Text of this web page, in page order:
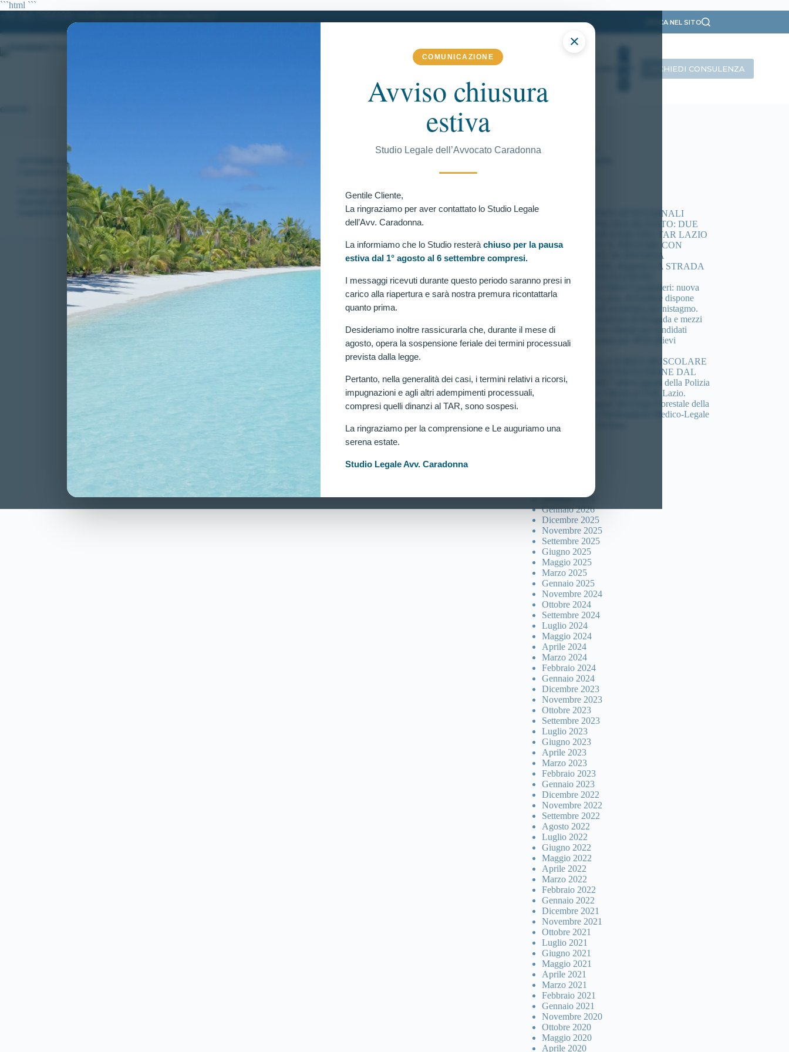
```html
×
COMUNICAZIONE
Avviso chiusura
estiva
Studio Legale dell’Avvocato Caradonna
Gentile Cliente,
La ringraziamo per aver contattato lo Studio Legale
dell’Avv. Caradonna.
La informiamo che lo Studio resterà chiuso per la pausa
estiva dal 1° agosto al 6 settembre compresi.
I messaggi ricevuti durante questo periodo saranno presi in
carico alla riapertura e sarà nostra premura ricontattarla
quanto prima.
Desideriamo inoltre rassicurarla che, durante il mese di
agosto, opera la sospensione feriale dei termini processuali
prevista dalla legge.
Pertanto, nella generalità dei casi, i termini relativi a ricorsi,
impugnazioni e agli altri adempimenti processuali,
compresi quelli dinanzi al TAR, sono sospesi.
La ringraziamo per la comprensione e Le auguriamo una
serena estate.
Studio Legale Avv. Caradonna
```
contenuto
CERCA NEL SITO
RICHIEDI CONSULENZA
VITTORIE CONSEGUITE
Concorso per 1205 VFP4 nell’Esercito – anno 2022: disposta verifica per ricorrente escluso agli accertamenti psico-fisici.
Concorso per 1205 VFP4 nell’Esercito. Disposta verifica per ricorrente escluso in occasione dell’accertamento della
idoneità psico-fisica.
CLAUDIA CARADONNA GENNAIO 30, 2023
ACCERTAMENTI ATTITUDINALI
CONCORSI POLIZIA DI STATO: DUE
NUOVE ORDINANZE DEL TAR LAZIO
DISPONGONO IL RIESAME CON
COMMISSIONE IN DIVERSA
COMPOSIZIONE. Riaperta LA STRADA
DELLA CONTESTAZIONE.
Concorso 4.918 Allievi Carabinieri: nuova
vittoria al TAR Lazio. Il Giudice dispone
verificazione sull’esclusione per nistagmo.
Cheratocono, sindrome di Brugada e mezzi
di sintesi: 3 nuove vittorie per candidati
esclusi dal concorso per 4918 allievi
DEFICIT DELLA FORZA MUSCOLARE
(HANDGRIP) ED ESCLUSIONE DAL
Concorso per 4617 allievi agenti della Polizia
di Stato: Nuova Vittoria al TAR Lazio.
Concorso 46 agenti del Corpo Forestale della
sicilia: Ottenuta Verificazione Medico-Legale
per Candidato Escluso.
Febbraio 2026
Gennaio 2026
Dicembre 2025
Novembre 2025
Settembre 2025
Giugno 2025
Maggio 2025
Marzo 2025
Gennaio 2025
Novembre 2024
Ottobre 2024
Settembre 2024
Luglio 2024
Maggio 2024
Aprile 2024
Marzo 2024
Febbraio 2024
Gennaio 2024
Dicembre 2023
Novembre 2023
Ottobre 2023
Settembre 2023
Luglio 2023
Giugno 2023
Aprile 2023
Marzo 2023
Febbraio 2023
Gennaio 2023
Dicembre 2022
Novembre 2022
Settembre 2022
Agosto 2022
Luglio 2022
Giugno 2022
Maggio 2022
Aprile 2022
Marzo 2022
Febbraio 2022
Gennaio 2022
Dicembre 2021
Novembre 2021
Ottobre 2021
Luglio 2021
Giugno 2021
Maggio 2021
Aprile 2021
Marzo 2021
Febbraio 2021
Gennaio 2021
Novembre 2020
Ottobre 2020
Maggio 2020
Aprile 2020